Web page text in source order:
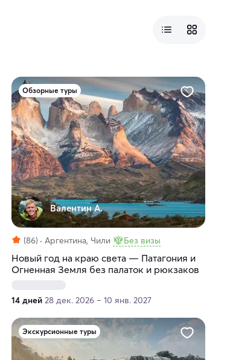
Обзорные туры
Валентин А.
(86) Аргентина, Чили Без визы
Новый год на краю света — Патагония и
Огненная Земля без палаток и рюкзаков
14 дней 28 дек. 2026 – 10 янв. 2027
Экскурсионные туры